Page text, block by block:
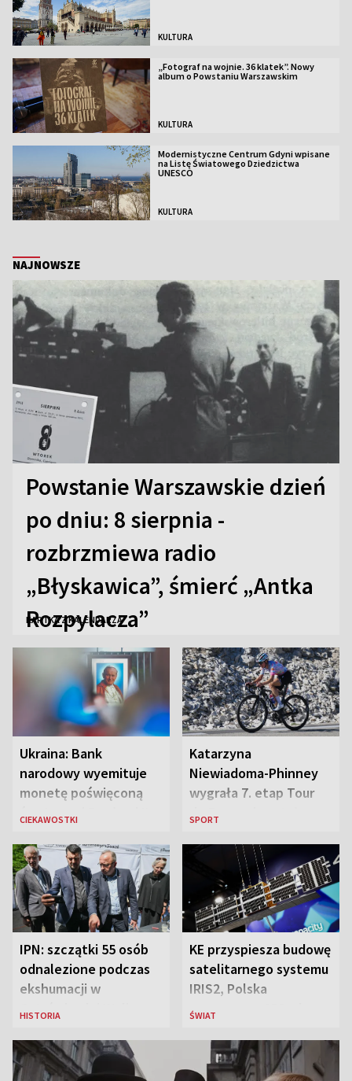
KULTURA
„Fotograf na wojnie. 36 klatek”. Nowy
album o Powstaniu Warszawskim
KULTURA
Modernistyczne Centrum Gdyni wpisane
na Listę Światowego Dziedzictwa
UNESCO
KULTURA
NAJNOWSZE
Powstanie Warszawskie dzień
po dniu: 8 sierpnia -
rozbrzmiewa radio
„Błyskawica”, śmierć „Antka
Rozpylacza”
KARTKA Z KALENDARZA
Ukraina: Bank
narodowy wyemituje
monetę poświęconą
św. Janowi Pawłowi II
CIEKAWOSTKI
Katarzyna
Niewiadoma-Phinney
wygrała 7. etap Tour
de France i została
SPORT
IPN: szczątki 55 osób
odnalezione podczas
ekshumacji w
Ostrówkach i Woli
HISTORIA
KE przyspiesza budowę
satelitarnego systemu
IRIS2, Polska
przeznaczy 656 mln
ŚWIAT